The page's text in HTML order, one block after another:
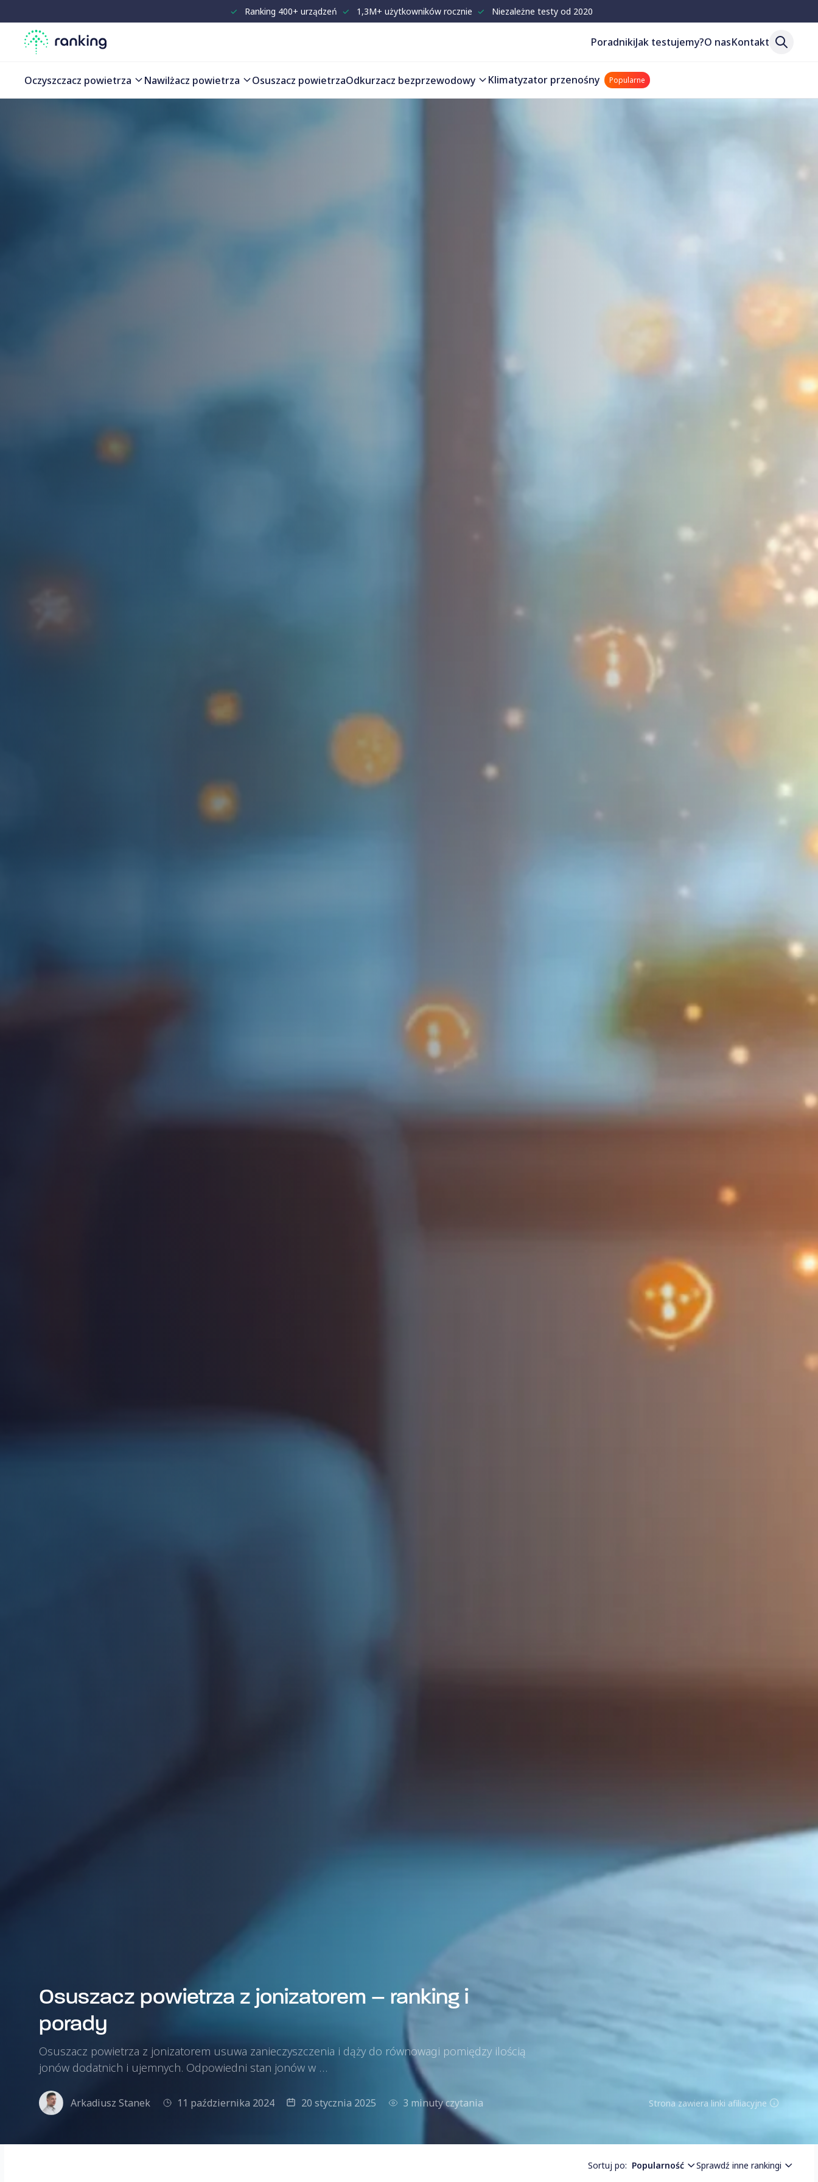
✓ Ranking 400+ urządzeń ✓ 1,3M+ użytkowników rocznie ✓ Niezależne testy od 2020
PoradnikiJak testujemy?O nasKontakt
Oczyszczacz powietrza Nawilżacz powietrza Osuszacz powietrzaOdkurzacz bezprzewodowy Klimatyzator przenośny Popularne
Osuszacz powietrza z jonizatorem – ranking i
porady
Osuszacz powietrza z jonizatorem usuwa zanieczyszczenia i dąży do równowagi pomiędzy ilością
jonów dodatnich i ujemnych. Odpowiedni stan jonów w …
Arkadiusz Stanek 11 października 2024 20 stycznia 2025 3 minuty czytania Strona zawiera linki afiliacyjne
Sortuj po: Popularność Sprawdź inne rankingi
Porównanie produktów